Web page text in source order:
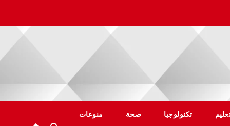
تكنولوجيا صحة منوعات